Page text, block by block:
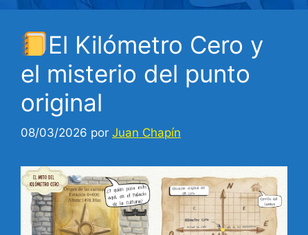
El Kilómetro Cero y
el misterio del punto
original
08/03/2026 por Juan Chapín